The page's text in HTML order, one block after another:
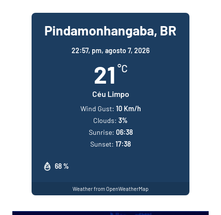
Pindamonhangaba, BR
22:57, pm, agosto 7, 2026
21 °C
Céu Limpo
68 %
Wind Gust: 10 Km/h
Clouds: 3%
Sunrise: 06:38
Sunset: 17:38
Weather from OpenWeatherMap